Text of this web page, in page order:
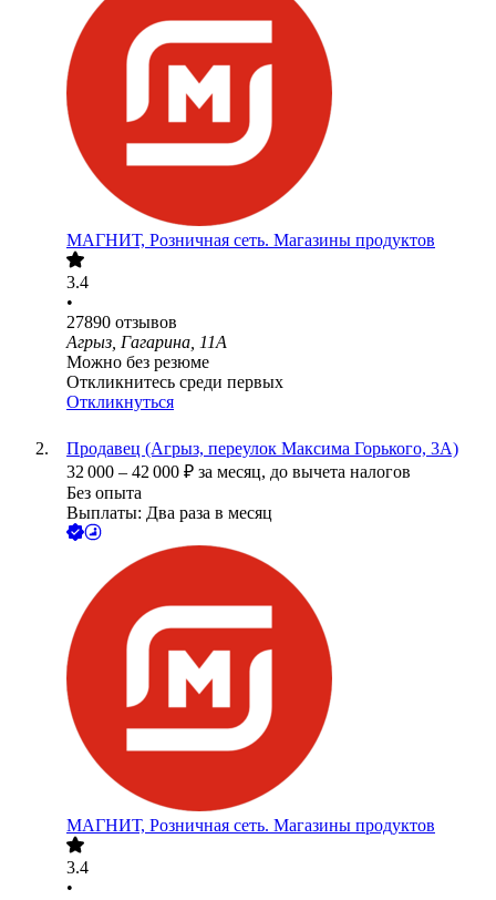
МАГНИТ, Розничная сеть. Магазины продуктов
3.4
•
27890 отзывов
Агрыз, Гагарина, 11А
Можно без резюме
Откликнитесь среди первых
Откликнуться
Продавец (Агрыз, переулок Максима Горького, 3А)
32 000 – 42 000 ₽ за месяц, до вычета налогов
Без опыта
Выплаты: Два раза в месяц
МАГНИТ, Розничная сеть. Магазины продуктов
3.4
•